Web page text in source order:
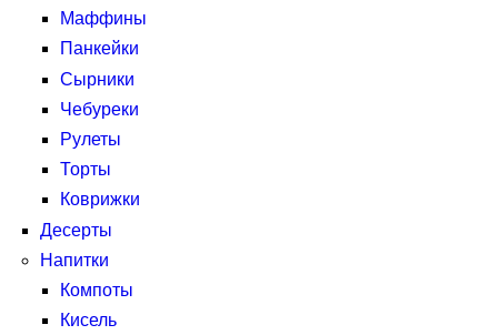
Маффины
Панкейки
Сырники
Чебуреки
Рулеты
Торты
Коврижки
Десерты
Напитки
Компоты
Кисель